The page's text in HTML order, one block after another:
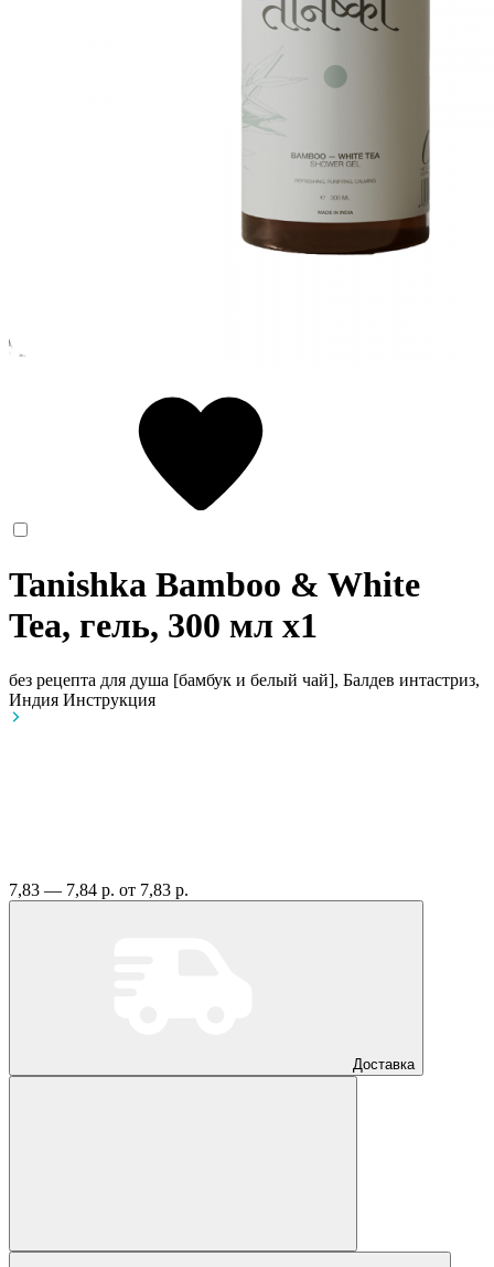
Tanishka Bamboo & White
Tea, гель, 300 мл x1
без рецепта для душа [бамбук и белый чай], Балдев интастриз,
Индия Инструкция
7,83 — 7,84 р. от 7,83 р.
Доставка